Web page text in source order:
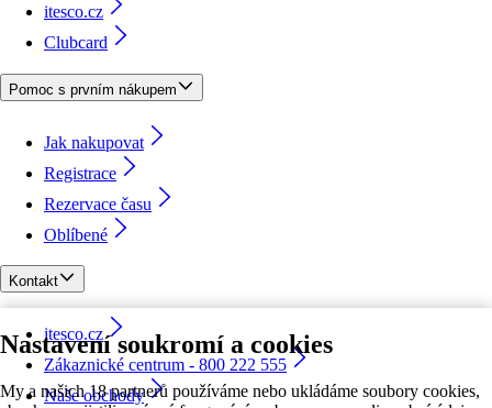
Nastavení soukromí a cookies
My a našich 18 partnerů používáme nebo ukládáme soubory cookies,
itesco.cz
Clubcard
Pomoc s prvním nákupem
Jak nakupovat
Registrace
Rezervace času
Oblíbené
Kontakt
itesco.cz
Zákaznické centrum - 800 222 555
Naše obchody